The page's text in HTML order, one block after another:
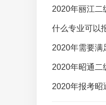
2020年丽江二
什么专业可以
2020年需要满
2020年昭通二
2020年报考昭